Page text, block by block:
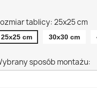
tablicy: 25x25 cm
25x25 cm 30x30 cm
sposób montażu: